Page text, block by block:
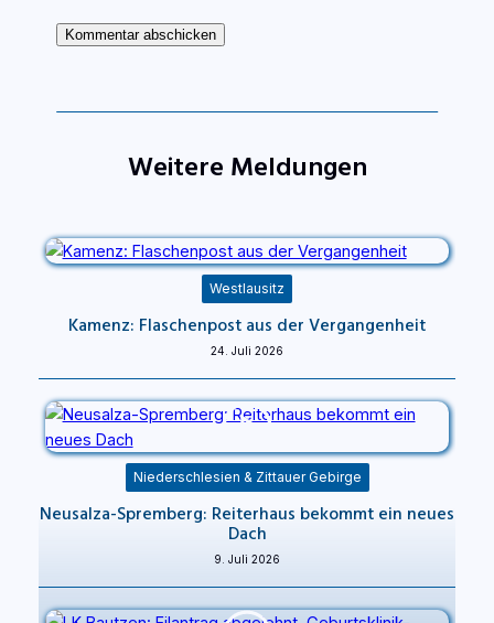
Weitere Meldungen
Westlausitz
Kamenz: Flaschenpost aus der Vergangenheit
24. Juli 2026
Niederschlesien & Zittauer Gebirge
Neusalza-Spremberg: Reiterhaus bekommt ein neues
Dach
9. Juli 2026